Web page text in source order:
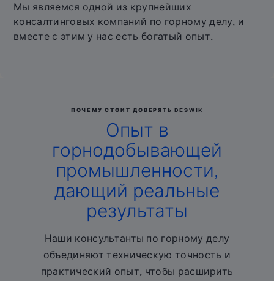
Мы являемся одной из крупнейших
консалтинговых компаний по горному делу, и
вместе с этим у нас есть богатый опыт.
ПОЧЕМУ СТОИТ ДОВЕРЯТЬ DESWIK
Опыт в
горнодобывающей
промышленности,
дающий реальные
результаты
Наши консультанты по горному делу
объединяют техническую точность и
практический опыт, чтобы расширить